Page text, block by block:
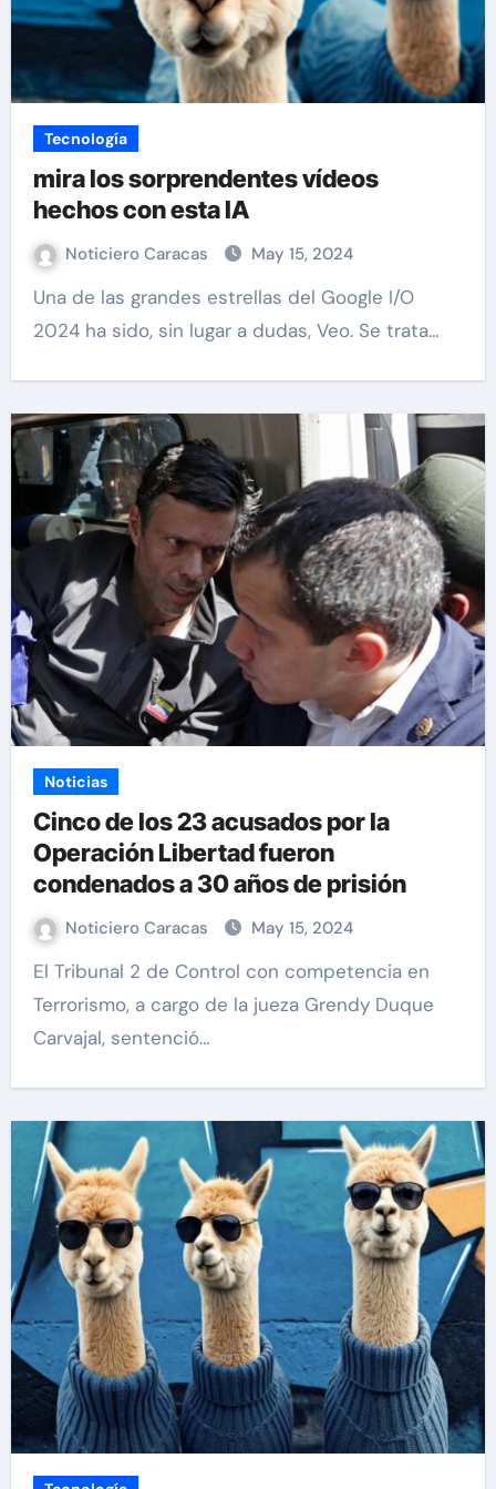
Tecnología
mira los sorprendentes vídeos
hechos con esta IA
Noticiero Caracas May 15, 2024
Una de las grandes estrellas del Google I/O
2024 ha sido, sin lugar a dudas, Veo. Se trata…
Noticias
Cinco de los 23 acusados por la
Operación Libertad fueron
condenados a 30 años de prisión
Noticiero Caracas May 15, 2024
El Tribunal 2 de Control con competencia en
Terrorismo, a cargo de la jueza Grendy Duque
Carvajal, sentenció…